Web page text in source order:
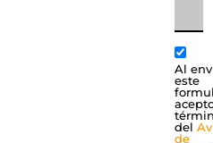
Al
este
del
de